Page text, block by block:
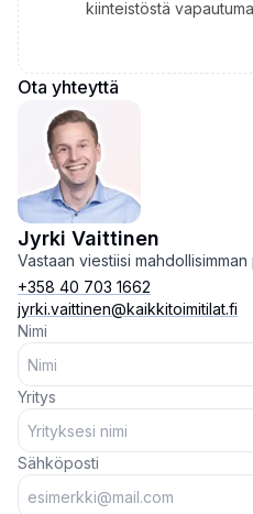
kiinteistöstä
Ota yhteyttä
Jyrki Vaittinen
Vastaan viestiisi mahdollisimman
+358 40 703 1662
jyrki.vaittinen@kaikkitoimitilat.fi
Nimi
Yritys
Sähköposti